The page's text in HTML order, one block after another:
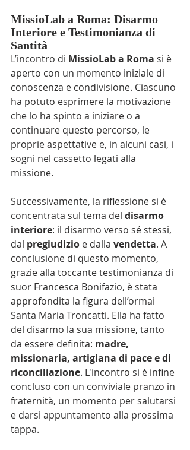
MissioLab a Roma: Disarmo
Interiore e Testimonianza di
Santità
L’incontro di MissioLab a Roma si è
aperto con un momento iniziale di
conoscenza e condivisione. Ciascuno
ha potuto esprimere la motivazione
che lo ha spinto a iniziare o a
continuare questo percorso, le
proprie aspettative e, in alcuni casi, i
sogni nel cassetto legati alla
missione.
Successivamente, la riflessione si è
concentrata sul tema del disarmo
interiore: il disarmo verso sé stessi,
dal pregiudizio e dalla vendetta. A
conclusione di questo momento,
grazie alla toccante testimonianza di
suor Francesca Bonifazio, è stata
approfondita la figura dell’ormai
Santa Maria Troncatti. Ella ha fatto
del disarmo la sua missione, tanto
da essere definita: madre,
missionaria, artigiana di pace e di
riconciliazione. L'incontro si è infine
concluso con un conviviale pranzo in
fraternità, un momento per salutarsi
e darsi appuntamento alla prossima
tappa.